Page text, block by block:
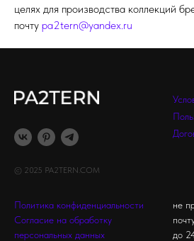
целях для производства коллекций
почту pa2tern@yandex.ru
© 2025 PA2TERN.COM
Политика конфиденциальности
Согласие на обработку
персональных данных
не
до